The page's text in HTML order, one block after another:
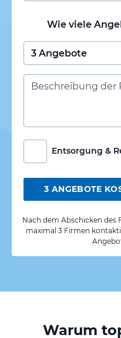
Wie viele
Entsorgung &
3 ANGEBOTE
Nach dem Abschicken des
maximal 3 Firmen
Warum